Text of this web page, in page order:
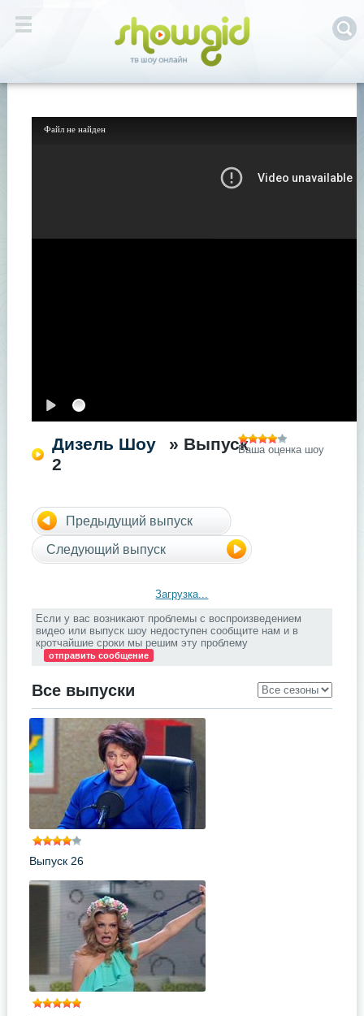
Файл не найден
Дизель Шоу
» Выпуск
2
Ваша оценка шоу
Предыдущий выпуск
Следующий выпуск
Загрузка...
Если у вас возникают проблемы с воспроизведением
видео или выпуск шоу недоступен сообщите нам и в
кротчайшие сроки мы решим эту проблему
отправить сообщение
Все выпуски
Выпуск 26